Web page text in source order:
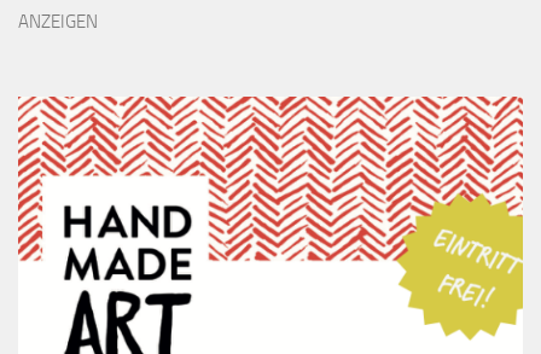
ANZEIGEN